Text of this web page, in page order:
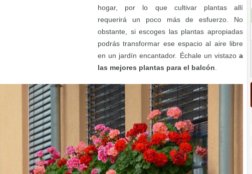
hogar, por lo que cultivar plantas allí
requerirá un poco más de esfuerzo. No
obstante, si escoges las plantas apropiadas
podrás transformar ese espacio al aire libre
en un jardín encantador. Échale un vistazo a
las mejores plantas para el balcón